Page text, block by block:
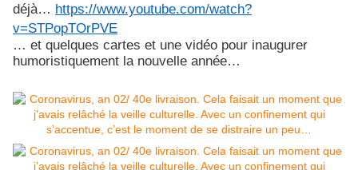
déjà… https://www.youtube.com/watch?
v=STPopTOrPVE
… et quelques cartes et une vidéo pour inaugurer
humoristiquement la nouvelle année…